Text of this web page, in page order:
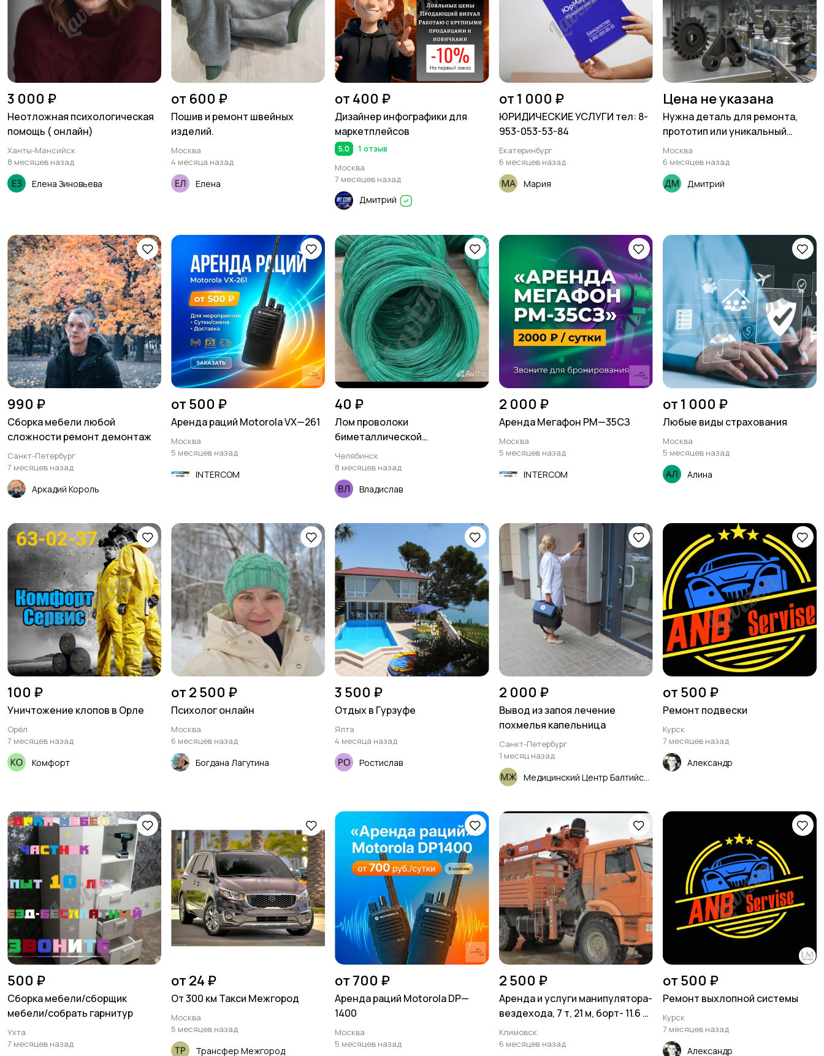
3 000 ₽
Неотложная психологическая
помощь ( онлайн)
Ханты-Мансийск
8 месяцев назад
Елена Зиновьева
от 600 ₽
Пошив и ремонт швейных
изделий.
Москва
4 месяца назад
Елена
от 400 ₽
Дизайнер инфографики для
маркетплейсов
5.0
1 отзыв
Москва
7 месяцев назад
Дмитрий
от 1 000 ₽
ЮРИДИЧЕСКИЕ УСЛУГИ тел: 8-
953-053-53-84
Екатеринбург
6 месяцев назад
Мария
Цена не указана
Нужна деталь для ремонта,
прототип или уникальный
подарок? Напечатаем для вас
из прочного пластика (ABS,
PETG) с точностью до 0.1 мм.
Москва
6 месяцев назад
Дмитрий
990 ₽
Сборка мебели любой
сложности ремонт демонтаж
Санкт-Петербург
7 месяцев назад
Аркадий Король
от 500 ₽
Аренда раций Motorola VX—261
Москва
5 месяцев назад
INTERCOM
40 ₽
Лом проволоки
биметаллической
(омедненной)
Челябинск
8 месяцев назад
Владислав
2 000 ₽
Аренда Мегафон РМ—35СЗ
Москва
5 месяцев назад
INTERCOM
от 1 000 ₽
Любые виды страхования
Москва
5 месяцев назад
Алина
100 ₽
Уничтожение клопов в Орле
Орёл
7 месяцев назад
Комфорт
от 2 500 ₽
Психолог онлайн
Москва
6 месяцев назад
Богдана Лагутина
3 500 ₽
Отдых в Гурзуфе
Ялта
4 месяца назад
Ростислав
2 000 ₽
Вывод из запоя лечение
похмелья капельница
Санкт-Петербург
1 месяц назад
Медицинский Центр Балтийская Жемчужина
от 500 ₽
Ремонт подвески
Курск
7 месяцев назад
Александр
500 ₽
Сборка мебели/сборщик
мебели/собрать гарнитур
Ухта
7 месяцев назад
от 24 ₽
От 300 км Такси Межгород
Москва
5 месяцев назад
Трансфер Межгород
от 700 ₽
Аренда раций Motorola DP—
1400
Москва
5 месяцев назад
2 500 ₽
Аренда и услуги манипулятора-
вездехода, 7 т, 21 м, борт- 11.6 т,
6.1 м
Климовск
6 месяцев назад
от 500 ₽
Ремонт выхлопной системы
Курск
7 месяцев назад
Александр